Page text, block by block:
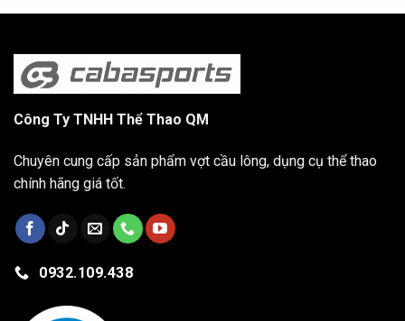
Công Ty TNHH Thể Thao QM
Chuyên cung cấp sản phẩm vợt cầu lông, dụng cụ thể thao
chính hãng giá tốt.
0932.109.438